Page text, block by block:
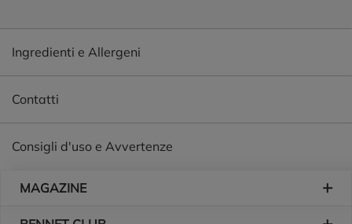
Formula sviluppata per ridurre l'impatto delle microplastiche
sull'ambiente.
Ingredienti e Allergeni
Contatti
Consigli d'uso e Avvertenze
MAGAZINE